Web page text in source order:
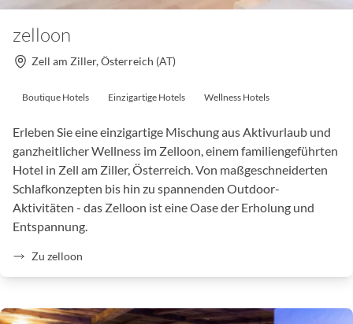
zelloon
Zell am Ziller, Österreich (AT)
Boutique Hotels Einzigartige Hotels Wellness Hotels
Erleben Sie eine einzigartige Mischung aus Aktivurlaub und
ganzheitlicher Wellness im Zelloon, einem familiengeführten
Hotel in Zell am Ziller, Österreich. Von maßgeschneiderten
Schlafkonzepten bis hin zu spannenden Outdoor-
Aktivitäten - das Zelloon ist eine Oase der Erholung und
Entspannung.
Zu zelloon